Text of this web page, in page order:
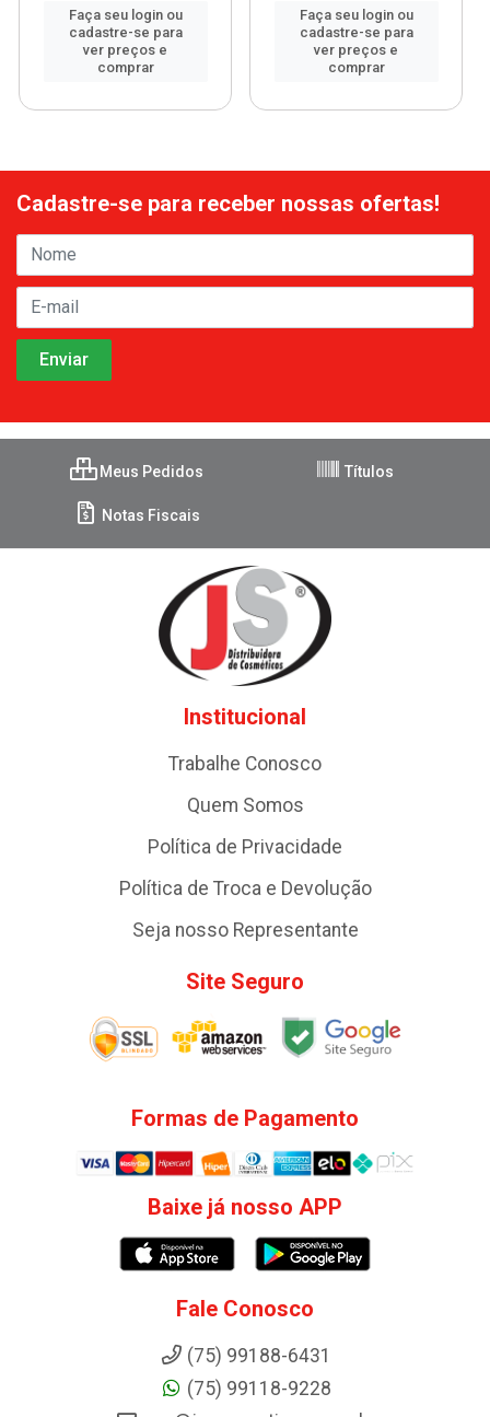
Faça seu login ou
cadastre-se para
ver preços e
comprar
Faça seu login ou
cadastre-se para
ver preços e
comprar
Cadastre-se para receber nossas ofertas!
Meus Pedidos Títulos
Notas Fiscais
Institucional
Trabalhe Conosco
Quem Somos
Política de Privacidade
Política de Troca e Devolução
Seja nosso Representante
Site Seguro
Formas de Pagamento
Baixe já nosso APP
Fale Conosco
(75) 99188-6431
(75) 99118-9228